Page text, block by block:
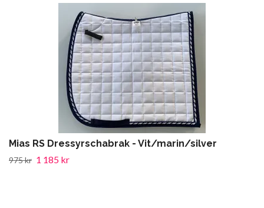
Mias RS Dressyrschabrak - Vit/marin/silver
975 kr 1 185 kr